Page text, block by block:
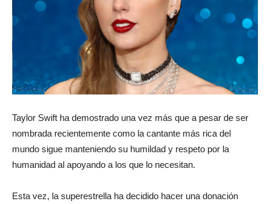
Taylor Swift ha demostrado una vez más que a pesar de ser
nombrada recientemente como la cantante más rica del
mundo sigue manteniendo su humildad y respeto por la
humanidad al apoyando a los que lo necesitan.
Esta vez, la superestrella ha decidido hacer una donación